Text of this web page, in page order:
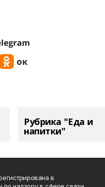
Рубрика "Еда и
напитки"
в